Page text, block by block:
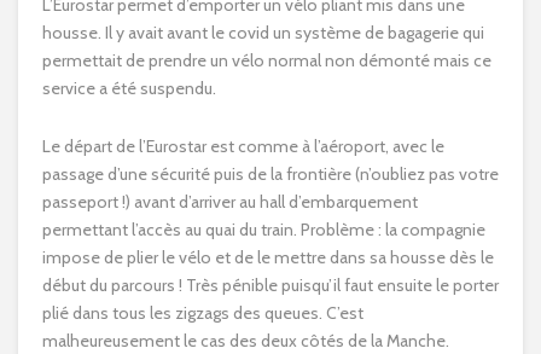
L’Eurostar permet d’emporter un vélo pliant mis dans une
housse. Il y avait avant le covid un système de bagagerie qui
permettait de prendre un vélo normal non démonté mais ce
service a été suspendu.
Le départ de l’Eurostar est comme à l’aéroport, avec le
passage d’une sécurité puis de la frontière (n’oubliez pas votre
passeport !) avant d’arriver au hall d’embarquement
permettant l’accès au quai du train. Problème : la compagnie
impose de plier le vélo et de le mettre dans sa housse dès le
début du parcours ! Très pénible puisqu’il faut ensuite le porter
plié dans tous les zigzags des queues. C’est
malheureusement le cas des deux côtés de la Manche.